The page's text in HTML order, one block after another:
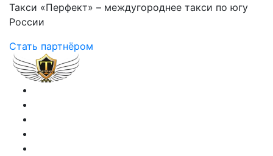
Такси «Перфект» – междугороднее такси по югу
России
Стать партнёром